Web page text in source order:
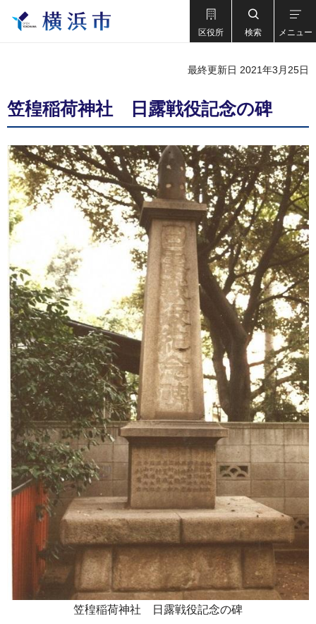
区役所 検索 メニュー
最終更新日 2021年3月25日
笠䅣稲荷神社 日露戦役記念の碑
笠䅣稲荷神社 日露戦役記念の碑